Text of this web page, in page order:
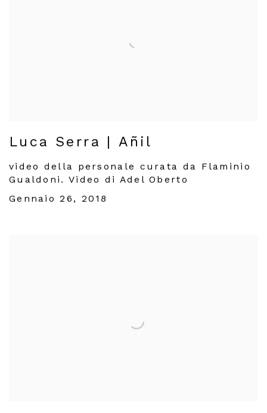
Luca Serra | Añil
video della personale curata da Flaminio
Gualdoni. Video di Adel Oberto
Gennaio 26, 2018